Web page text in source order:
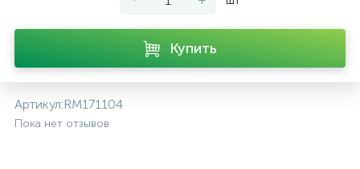
Купить
Артикул:RM171104
Пока нет отзывов